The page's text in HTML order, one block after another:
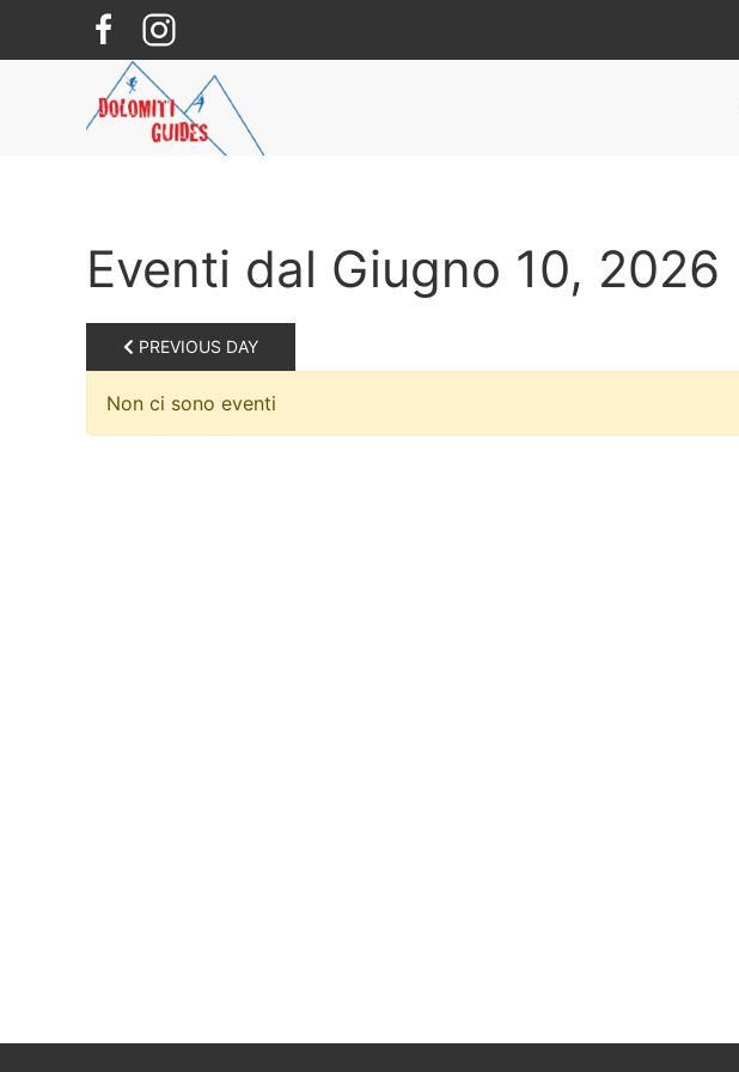
Skip to main content
Eventi dal Giugno 10, 2026
PREVIOUS DAY
Non ci sono eventi